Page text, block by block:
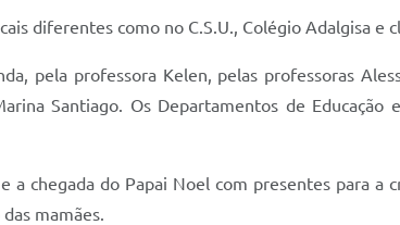
diferentes como no C.S.U., Colégio Adalgisa e
pela professora Kelen, pelas professoras
Santiago. Os Departamentos de
a chegada do Papai Noel com presentes para a
mamães.